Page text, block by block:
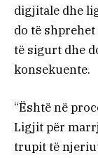
digjitale dhe
do të
të sigurt dhe
konsekuente.
“Është në
Ligjit për
trupit të